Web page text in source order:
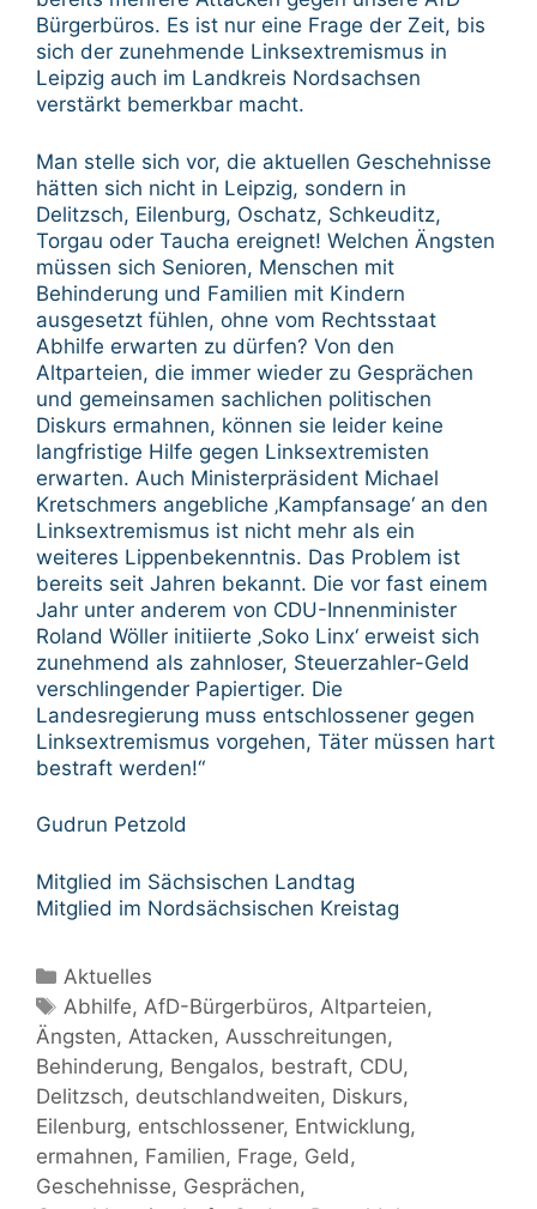
Bürgerbüros. Es ist nur eine Frage der Zeit, bis
sich der zunehmende Linksextremismus in
Leipzig auch im Landkreis Nordsachsen
verstärkt bemerkbar macht.
Man stelle sich vor, die aktuellen Geschehnisse
hätten sich nicht in Leipzig, sondern in
Delitzsch, Eilenburg, Oschatz, Schkeuditz,
Torgau oder Taucha ereignet! Welchen Ängsten
müssen sich Senioren, Menschen mit
Behinderung und Familien mit Kindern
ausgesetzt fühlen, ohne vom Rechtsstaat
Abhilfe erwarten zu dürfen? Von den
Altparteien, die immer wieder zu Gesprächen
und gemeinsamen sachlichen politischen
Diskurs ermahnen, können sie leider keine
langfristige Hilfe gegen Linksextremisten
erwarten. Auch Ministerpräsident Michael
Kretschmers angebliche ‚Kampfansage‘ an den
Linksextremismus ist nicht mehr als ein
weiteres Lippenbekenntnis. Das Problem ist
bereits seit Jahren bekannt. Die vor fast einem
Jahr unter anderem von CDU-Innenminister
Roland Wöller initiierte ‚Soko Linx‘ erweist sich
zunehmend als zahnloser, Steuerzahler-Geld
verschlingender Papiertiger. Die
Landesregierung muss entschlossener gegen
Linksextremismus vorgehen, Täter müssen hart
bestraft werden!“
Gudrun Petzold
Mitglied im Sächsischen Landtag
Mitglied im Nordsächsischen Kreistag
Kategorien
Aktuelles
Schlagwörter
Abhilfe, AfD-Bürgerbüros, Altparteien,
Ängsten, Attacken, Ausschreitungen,
Behinderung, Bengalos, bestraft, CDU,
Delitzsch, deutschlandweiten, Diskurs,
Eilenburg, entschlossener, Entwicklung,
ermahnen, Familien, Frage, Geld ,
Geschehnisse, Gesprächen,